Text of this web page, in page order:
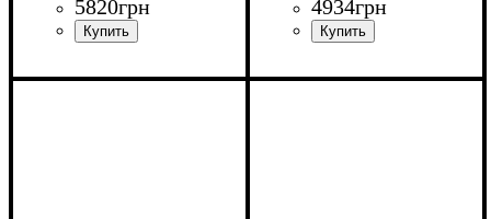
5820грн
Длина: 100 (+100) см
4934грн
Длина: 81,5 (+81,5) см